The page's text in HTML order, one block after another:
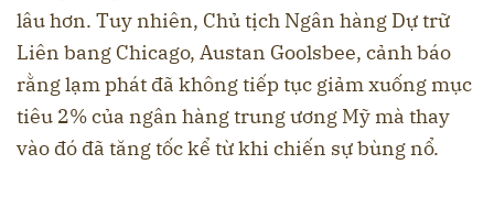
lâu hơn. Tuy nhiên, Chủ tịch Ngân hàng Dự trữ
Liên bang Chicago, Austan Goolsbee, cảnh báo
rằng lạm phát đã không tiếp tục giảm xuống mục
tiêu 2% của ngân hàng trung ương Mỹ mà thay
vào đó đã tăng tốc kể từ khi chiến sự bùng nổ.